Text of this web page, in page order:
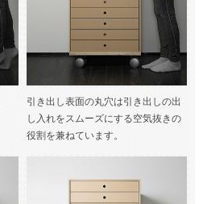
引き出し表面の丸穴は引き出しの出
し入れをスムーズにする空気抜きの
役割を兼ねています。